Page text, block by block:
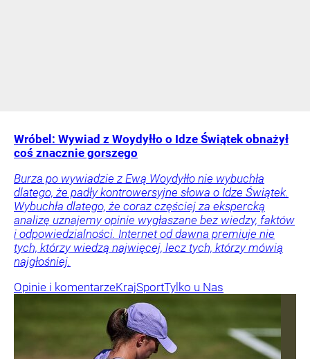
Wróbel: Wywiad z Woydyłło o Idze Świątek obnażył
coś znacznie gorszego
Burza po wywiadzie z Ewą Woydyłło nie wybuchła
dlatego, że padły kontrowersyjne słowa o Idze Świątek.
Wybuchła dlatego, że coraz częściej za ekspercką
analizę uznajemy opinie wygłaszane bez wiedzy, faktów
i odpowiedzialności. Internet od dawna premiuje nie
tych, którzy wiedzą najwięcej, lecz tych, którzy mówią
najgłośniej.
Opinie i komentarzeKrajSportTylko u Nas